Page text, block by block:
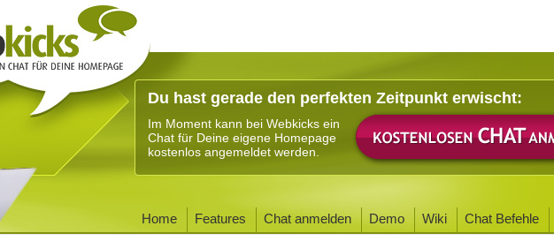
Du hast gerade den perfekten Zeitpunkt erwischt:
Im Moment kann bei Webkicks ein
Chat für Deine eigene Homepage
kostenlos angemeldet werden.
Home Features Chat anmelden Demo Wiki Chat Befehle